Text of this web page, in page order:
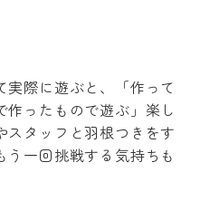
実際に遊ぶと、「作って
ったもので遊ぶ」楽し
スタッフと羽根つきをす
一回挑戦する気持ちも